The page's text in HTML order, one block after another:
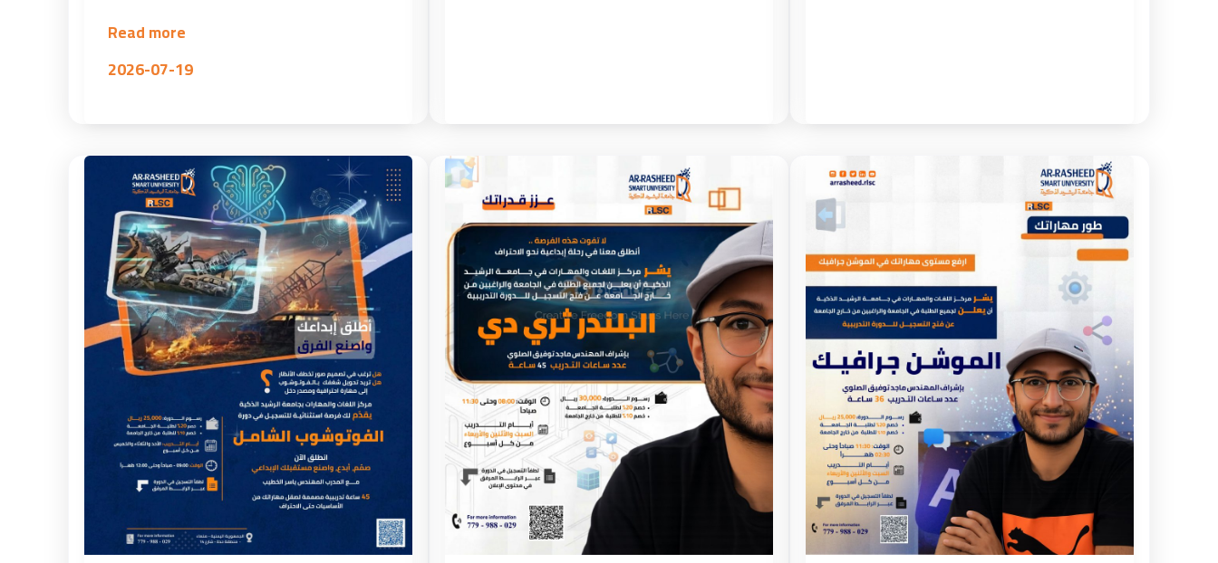
Read more
2026-07-19
مركز
اللغات
والمهارات
بجامعة
الرشيد
الذكية
يطلق
دورة
الفوتوشوب
لتطوير
مهارات
التصميم
الإبداعي
جامعة
الرشيد
الذكية
تطلق
دورة
متخصصة
في
التصميم
الأبعاد
باستخدام
Blender
3D
لتطوير
مهارات
المصممين
جامعة
الرشيد
الذكية
دورة
مكثفة
في
الموشن
جرافيك
لتطوير
مهارات
تصميم
الفيديوهات
الاحترافية